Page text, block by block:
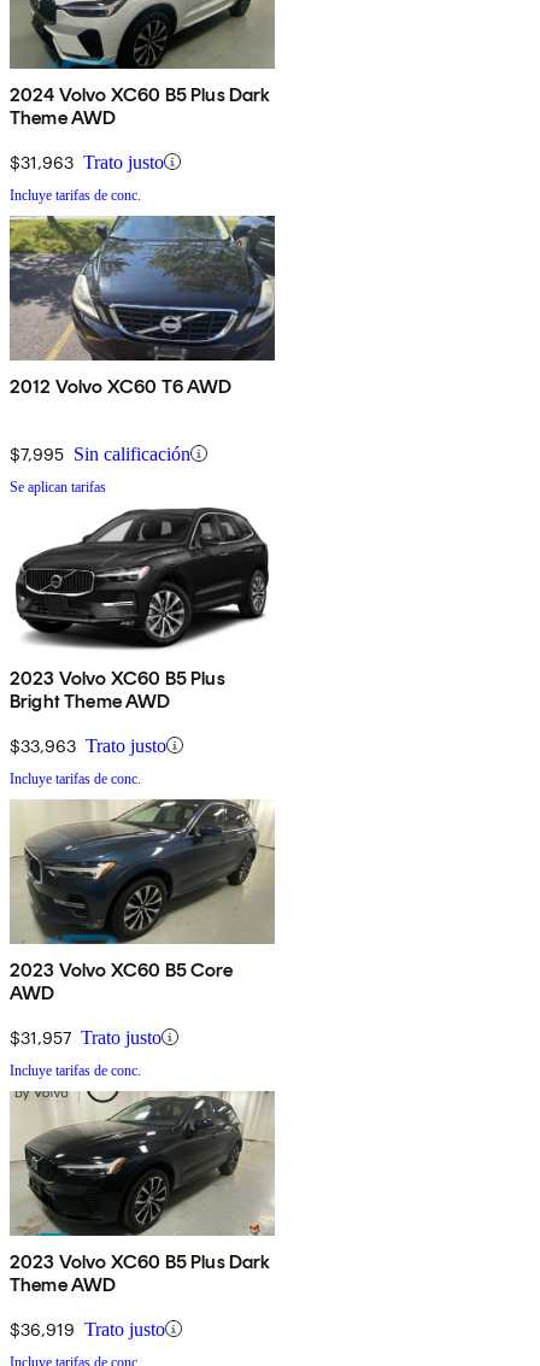
2024 Volvo XC60 B5 Plus Dark
Theme AWD
$31,963 Trato justo
Incluye tarifas de conc.
2012 Volvo XC60 T6 AWD
$7,995 Sin calificación
Se aplican tarifas
2023 Volvo XC60 B5 Plus
Bright Theme AWD
$33,963 Trato justo
Incluye tarifas de conc.
2023 Volvo XC60 B5 Core
AWD
$31,957 Trato justo
Incluye tarifas de conc.
2023 Volvo XC60 B5 Plus Dark
Theme AWD
$36,919 Trato justo
Incluye tarifas de conc.